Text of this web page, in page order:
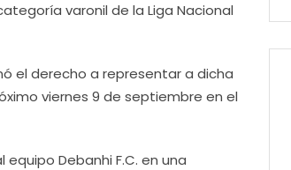
varonil de la Liga Nacional
el derecho a representar a dicha
viernes 9 de septiembre en el
Debanhi F.C. en una